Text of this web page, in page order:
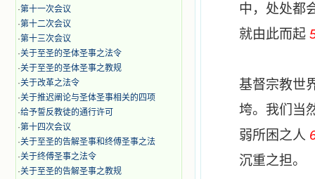
·第十一次会议
·第十二次会议
·第十三次会议
·关于至圣的圣体圣事之法令
·关于至圣的圣体圣事之教规
·关于改革之法令
·关于推迟阐论与圣体圣事相关的四项
·给予誓反教徒的通行许可
·第十四次会议
·关于至圣的告解圣事和终傅圣事之法
·关于终傅圣事之法令
·关于至圣的告解圣事之教规
中，处处都
就由此而起
基督宗教世
垮。我们当
弱所困之人
沉重之担。